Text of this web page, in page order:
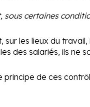
sous certaines
sur les lieux du
des salariés, ils ne
principe de ces